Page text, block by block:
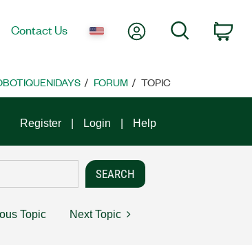
Contact Us My AccountSearch
FORUM TOPIC
Register Login Help
Topic Next Topic